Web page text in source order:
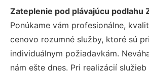
Zateplenie pod plávajúcu podlahu
Ponúkame vám profesionálne,
cenovo rozumné služby, ktoré sú
individuálnym požiadavkám.
nám ešte dnes. Pri realizácií